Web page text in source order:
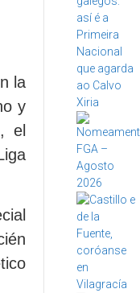
la
y
el